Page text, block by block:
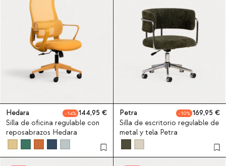
Hedara 14
144,95
Silla de oficina regulable con
reposabrazos Hedara
Petra 10
169,95
Silla de escritorio regulable de
metal y tela Petra